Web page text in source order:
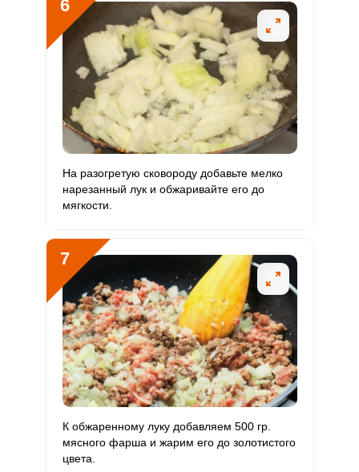
6
На разогретую сковороду добавьте мелко
нарезанный лук и обжаривайте его до
мягкости.
7
К обжаренному луку добавляем 500 гр.
мясного фарша и жарим его до золотистого
цвета.